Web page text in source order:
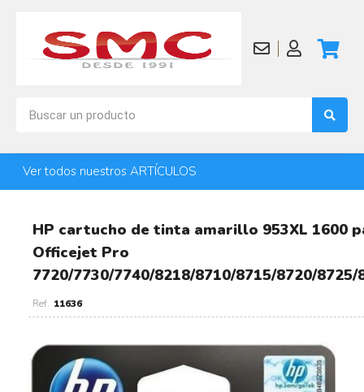
Ver todos nuestros ARTÍCULOS
HP cartucho de tinta amarillo 953XL 1600
Officejet Pro
7720/7730/7740/8218/8710/8715/8720/8725/
11636